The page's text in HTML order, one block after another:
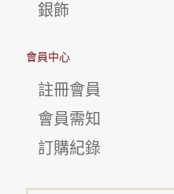
銀飾
會員中心
註冊會員
會員需知
訂購紀錄